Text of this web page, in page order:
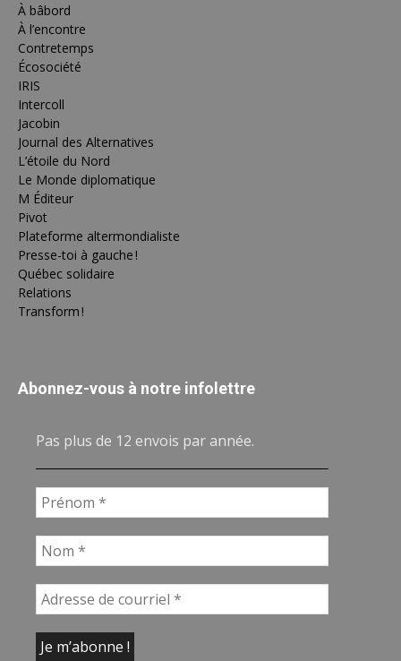
À bâbord
À l’encontre
Contretemps
Écosociété
IRIS
Intercoll
Jacobin
Journal des Alternatives
L’étoile du Nord
Le Monde diplomatique
M Éditeur
Pivot
Plateforme altermondialiste
Presse-toi à gauche !
Québec solidaire
Relations
Transform !
Abonnez-vous à notre infolettre
Pas plus de 12 envois par année.